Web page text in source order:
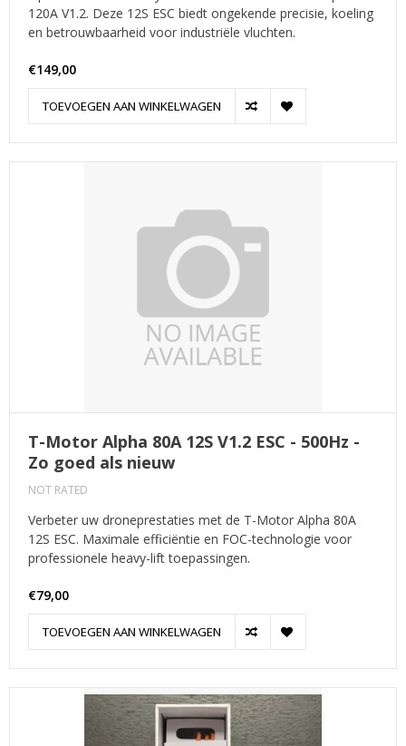
120A V1.2. Deze 12S ESC biedt ongekende precisie, koeling
en betrouwbaarheid voor industriële vluchten.
€149,00
TOEVOEGEN AAN WINKELWAGEN
T-Motor Alpha 80A 12S V1.2 ESC - 500Hz -
Zo goed als nieuw
NOT RATED
Verbeter uw droneprestaties met de T-Motor Alpha 80A
12S ESC. Maximale efficiëntie en FOC-technologie voor
professionele heavy-lift toepassingen.
€79,00
TOEVOEGEN AAN WINKELWAGEN